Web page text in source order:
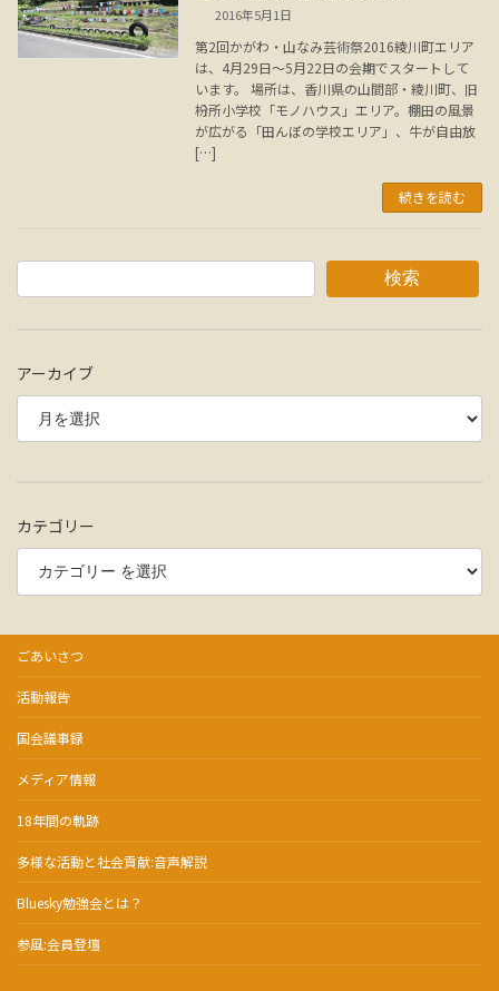
2016年5月1日
第2回かがわ・山なみ芸術祭2016綾川町エリア
は、4月29日～5月22日の会期でスタートして
います。 場所は、香川県の山間部・綾川町、旧
枌所小学校「モノハウス」エリア。棚田の風景
が広がる「田んぼの学校エリア」、牛が自由放
[…]
続きを読む
検索
アーカイブ
カテゴリー
ごあいさつ
活動報告
国会議事録
メディア情報
18年間の軌跡
多様な活動と社会貢献:音声解説
Bluesky勉強会とは？
参風:会員登壇